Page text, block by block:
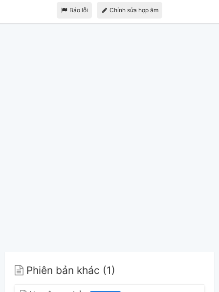
Báo lỗi Chỉnh sửa hợp âm
Phiên bản khác (1)